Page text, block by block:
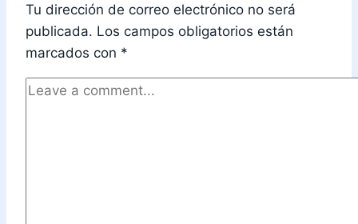
Tu dirección de correo electrónico no será
publicada. Los campos obligatorios están
marcados con *